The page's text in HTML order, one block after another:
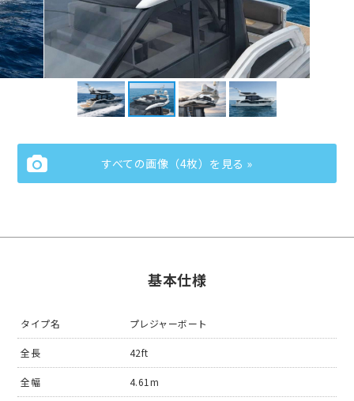
すべての画像（4枚）を見る »
基本仕様
タイプ名 プレジャーボート
全長 42ft
全幅 4.61m